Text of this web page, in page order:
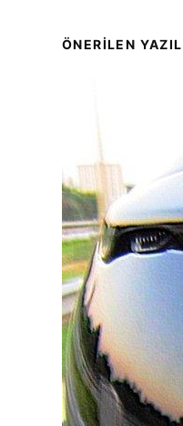
ÖNERİLEN